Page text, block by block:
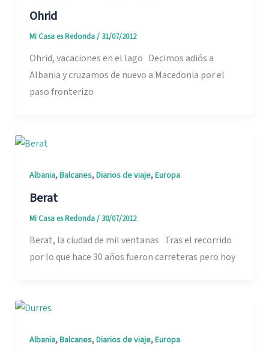
Ohrid
Mi Casa es Redonda/ 31/07/2012
Ohrid, vacaciones en el lago Decimos adiós a
Albania y cruzamos de nuevo a Macedonia por el
paso fronterizo
Albania,Balcanes,Diarios de viaje,Europa
Berat
Mi Casa es Redonda/ 30/07/2012
Berat, la ciudad de mil ventanas Tras el recorrido
por lo que hace 30 años fueron carreteras pero hoy
Albania,Balcanes,Diarios de viaje,Europa